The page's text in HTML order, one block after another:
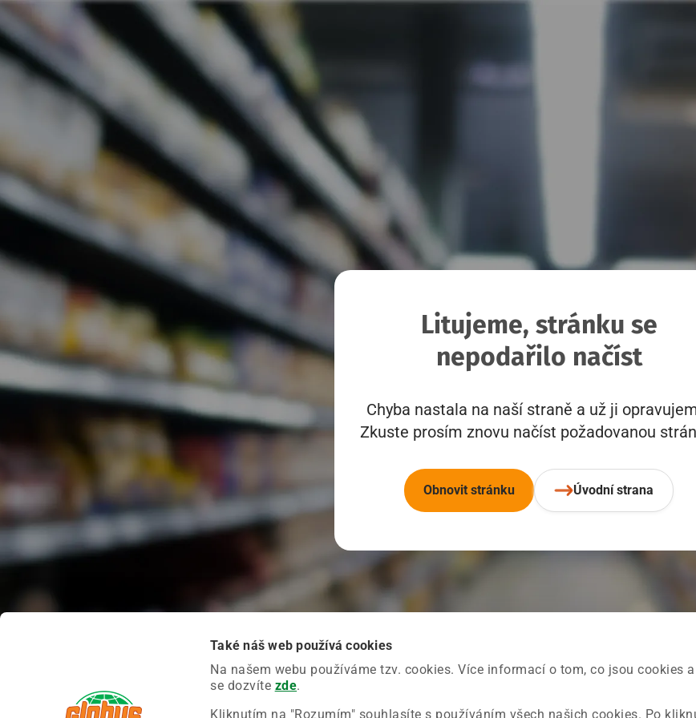
Také náš web používá cookies
Na našem webu používáme tzv. cookies. Více informací o tom, co jsou cookies
se dozvíte zde.
Kliknutím na "Rozumím" souhlasíte s používáním všech našich cookies. Po
Litujeme, stránku se
nepodařilo načíst
Chyba nastala na naší straně a už ji
Zkuste prosím znovu načíst požadovanou
Obnovit stránku Úvodní strana